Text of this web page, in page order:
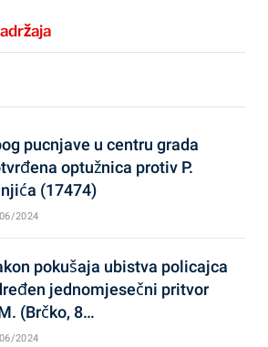
pucnjave u centru grada
optužnica protiv P.
(17474)
2024
pokušaja ubistva policajca
jednomjesečni pritvor
(Brčko, 8…
2024